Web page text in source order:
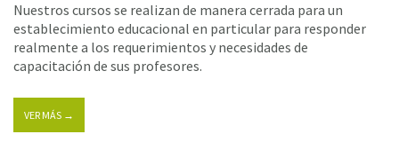
Nuestros cursos se realizan de manera cerrada para un
establecimiento educacional en particular para responder
realmente a los requerimientos y necesidades de
capacitación de sus profesores.
VER MÁS →